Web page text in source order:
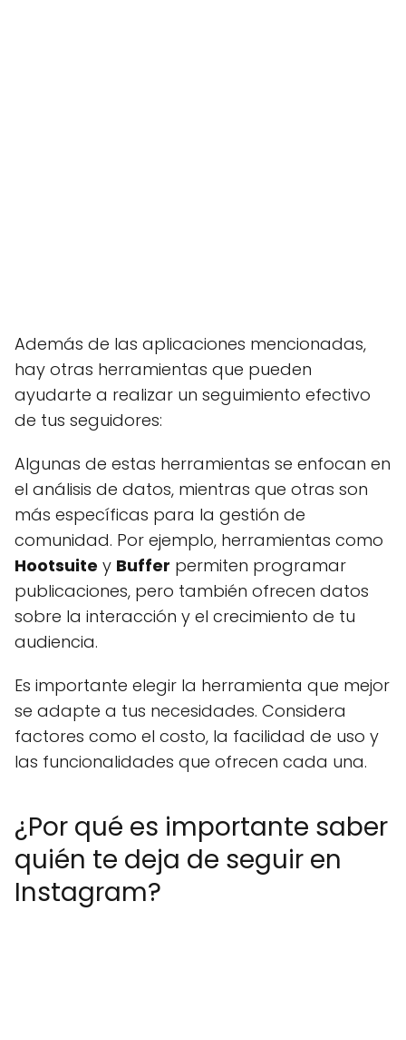
Además de las aplicaciones mencionadas,
hay otras herramientas que pueden
ayudarte a realizar un seguimiento efectivo
de tus seguidores:
Algunas de estas herramientas se enfocan en
el análisis de datos, mientras que otras son
más específicas para la gestión de
comunidad. Por ejemplo, herramientas como
Hootsuite y Buffer permiten programar
publicaciones, pero también ofrecen datos
sobre la interacción y el crecimiento de tu
audiencia.
Es importante elegir la herramienta que mejor
se adapte a tus necesidades. Considera
factores como el costo, la facilidad de uso y
las funcionalidades que ofrecen cada una.
¿Por qué es importante saber
quién te deja de seguir en
Instagram?